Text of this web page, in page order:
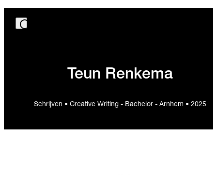
Teun Renkema
Schrijven • Creative Writing - Bachelor - Arnhem • 2025